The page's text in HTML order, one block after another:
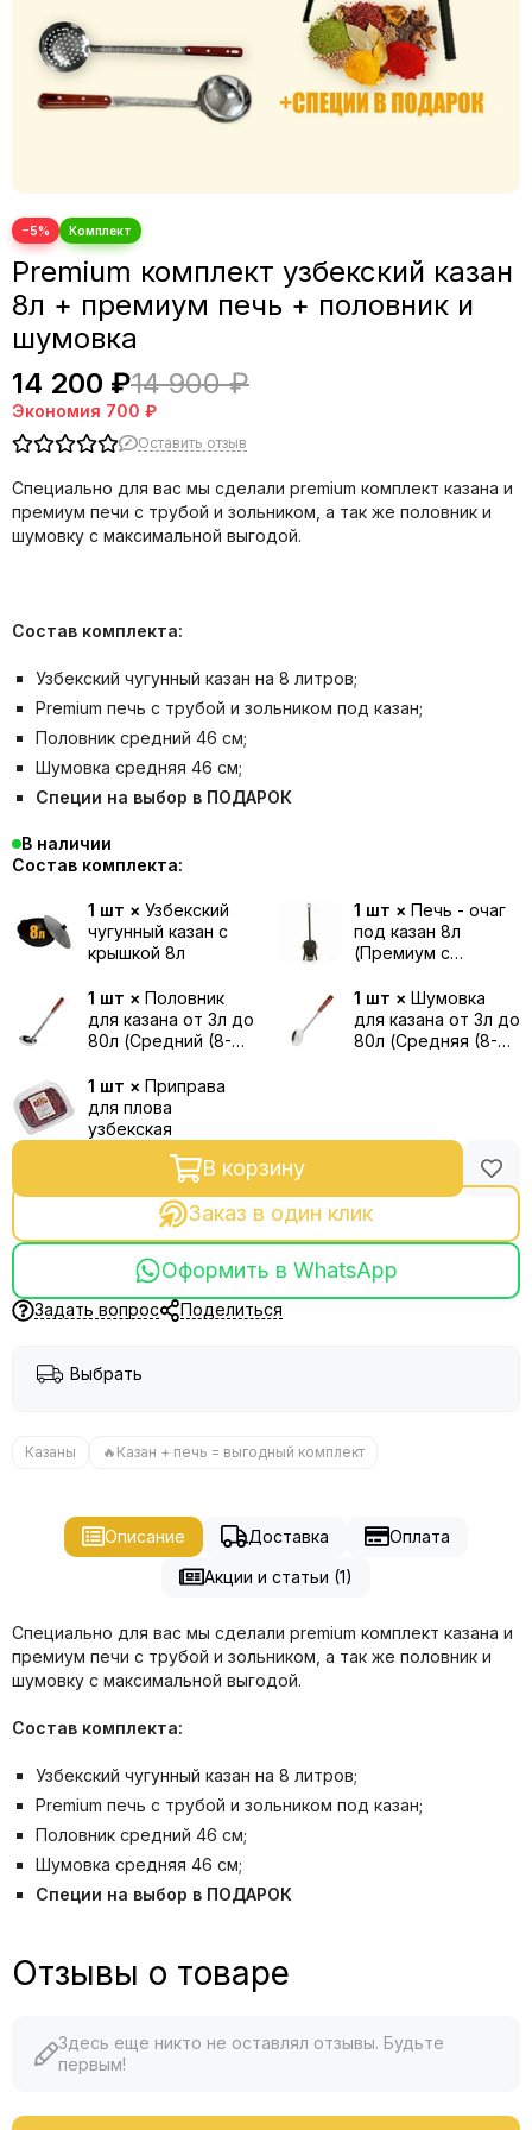
−5%
Premium комплект узбекский казан
8л + премиум печь + половник и
шумовка
14 200 ₽14 900 ₽
Экономия 700 ₽
Оставить отзыв
Специально для вас мы сделали premium комплект казана и
премиум печи с трубой и зольником, а так же половник и
шумовку с максимальной выгодой.
Состав комплекта:
Узбекский чугунный казан на 8 литров;
Premium печь с трубой и зольником под казан;
Половник средний 46 см;
Шумовка средняя 46 см;
Специи на выбор в ПОДАРОК
В наличии
Состав комплекта:
1 шт × Узбекский
чугунный казан с
крышкой 8л
1 шт × Печь - очаг
под казан 8л
(Премиум с
зольником)
1 шт × Половник
для казана от 3л до
80л (Средний (8-
1 шт × Шумовка
для казана от 3л до
80л (Средняя (8-
1 шт × Приправа
для плова
узбекская
В корзину
Заказ в один клик
Оформить в WhatsApp
Задать вопрос Поделиться
Выбрать
Казаны 🔥Казан + печь = выгодный комплект
Описание Доставка
Оплата
Акции и статьи (1)
Специально для вас мы сделали premium комплект казана и
премиум печи с трубой и зольником, а так же половник и
шумовку с максимальной выгодой.
Состав комплекта:
Узбекский чугунный казан на 8 литров;
Premium печь с трубой и зольником под казан;
Половник средний 46 см;
Шумовка средняя 46 см;
Специи на выбор в ПОДАРОК
Отзывы о товаре
Здесь еще никто не оставлял отзывы. Будьте
первым!